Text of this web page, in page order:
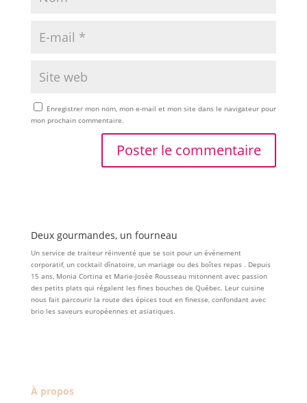
Enregistrer mon nom, mon e-mail et mon site dans le navigateur pour
mon prochain commentaire.
Deux gourmandes, un fourneau
Un service de traiteur réinventé que se soit pour un événement
corporatif, un cocktail dînatoire, un mariage ou des boîtes repas . Depuis
15 ans, Monia Cortina et Marie-Josée Rousseau mitonnent avec passion
des petits plats qui régalent les fines bouches de Québec. Leur cuisine
nous fait parcourir la route des épices tout en finesse, confondant avec
brio les saveurs européennes et asiatiques.
À propos